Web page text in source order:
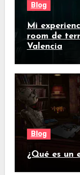
Blog
Mi
room de
Valencia
Blog
¿Qué es un